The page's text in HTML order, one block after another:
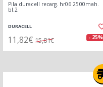
Pila duracell recarg. hr06 2500mah.
bl.2
DURACELL
11,82€ 15,81€ - 25%